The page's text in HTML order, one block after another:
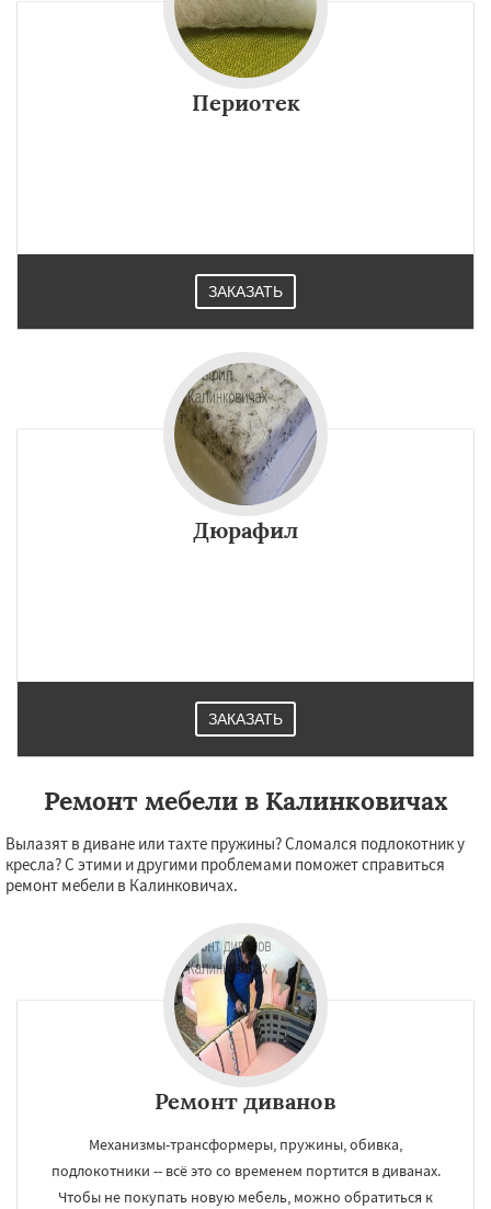
Периотек
ЗАКАЗАТЬ
Дюрафил
ЗАКАЗАТЬ
Ремонт мебели в Калинковичах
Вылазят в диване или тахте пружины? Сломался подлокотник у
кресла? С этими и другими проблемами поможет справиться
ремонт мебели в Калинковичах.
Ремонт диванов
Механизмы-трансформеры, пружины, обивка,
подлокотники -- всё это со временем портится в диванах.
Чтобы не покупать новую мебель, можно обратиться к